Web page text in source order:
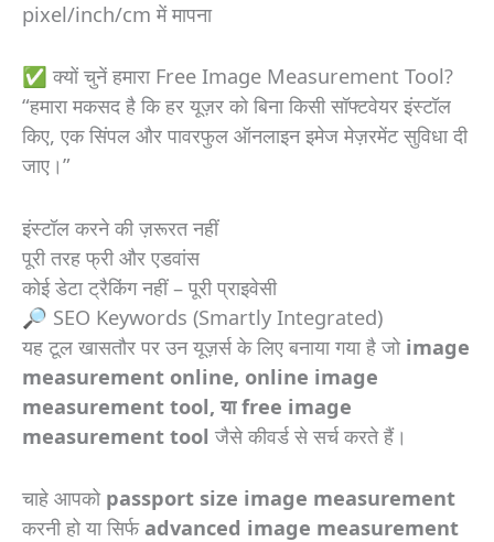
pixel/inch/cm में मापना
✅ क्यों चुनें हमारा Free Image Measurement Tool?
“हमारा मकसद है कि हर यूज़र को बिना किसी सॉफ्टवेयर इंस्टॉल
किए, एक सिंपल और पावरफुल ऑनलाइन इमेज मेज़रमेंट सुविधा दी
जाए।”
इंस्टॉल करने की ज़रूरत नहीं
पूरी तरह फ्री और एडवांस
कोई डेटा ट्रैकिंग नहीं – पूरी प्राइवेसी
🔎 SEO Keywords (Smartly Integrated)
यह टूल खासतौर पर उन यूज़र्स के लिए बनाया गया है जो image
measurement online, online image
measurement tool, या free image
measurement toolजैसे कीवर्ड से सर्च करते हैं।
चाहे आपको passport size image measurement
करनी हो या सिर्फ advanced image measurement